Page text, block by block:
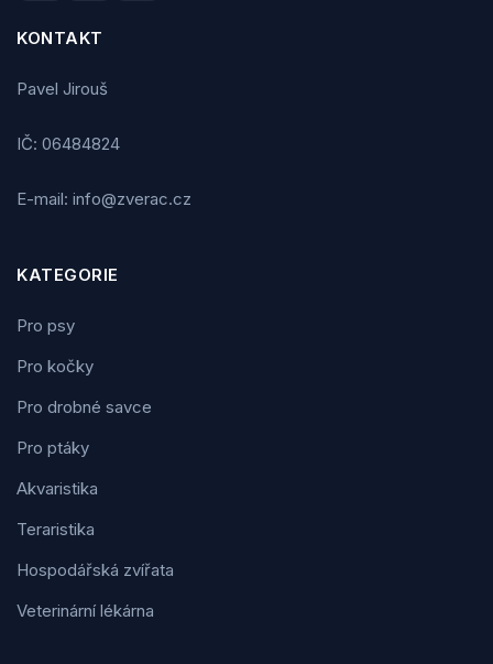
KONTAKT
Pavel Jirouš
IČ: 06484824
E-mail: info@zverac.cz
KATEGORIE
Pro psy
Pro kočky
Pro drobné savce
Pro ptáky
Akvaristika
Teraristika
Hospodářská zvířata
Veterinární lékárna